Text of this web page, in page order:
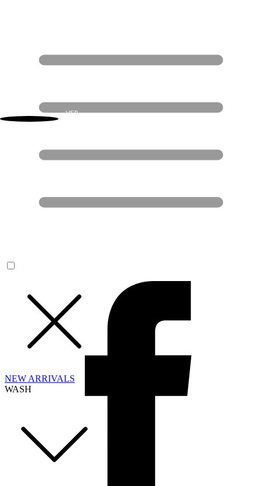
NEW ARRIVALS
WASH